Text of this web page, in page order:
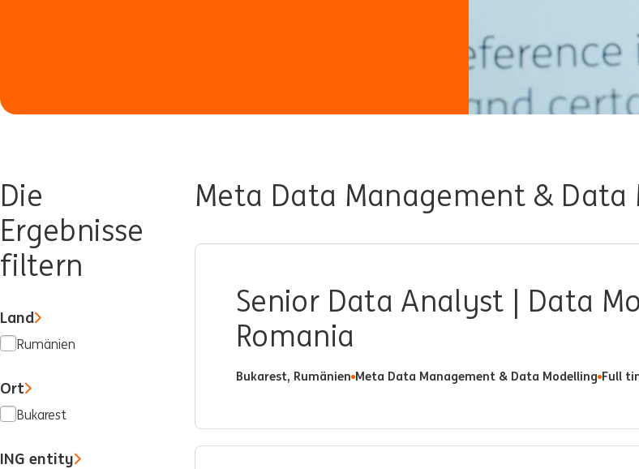
Die
Ergebnisse
filtern
Land
Rumänien
Ort
Bukarest
ING entity
Meta Data Management & Data
Senior Data Analyst | Data
Romania
Bukarest, Rumänien Meta Data Management & Data Modelling Full